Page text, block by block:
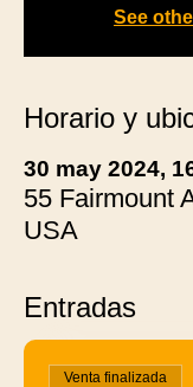
See
Horario y
30 may 2024,
55 Fairmount
USA
Entradas
Venta finalizada